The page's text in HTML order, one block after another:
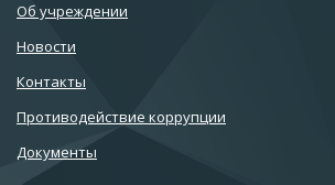
Об учреждении
Новости
Контакты
Противодействие коррупции
Документы